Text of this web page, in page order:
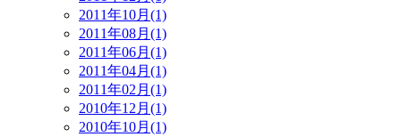
2011年10月(1)
2011年08月(1)
2011年06月(1)
2011年04月(1)
2011年02月(1)
2010年12月(1)
2010年10月(1)